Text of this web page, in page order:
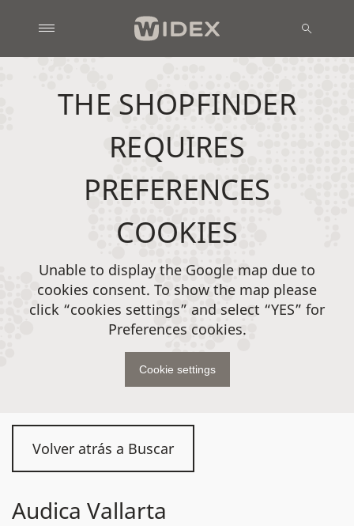
Volver atrás a Buscar
Audica Vallarta
THE SHOPFINDER
REQUIRES
PREFERENCES
COOKIES
Unable to display the Google map due to
cookies consent. To show the map please
click “cookies settings” and select “YES” for
Preferences cookies.
Cookie settings